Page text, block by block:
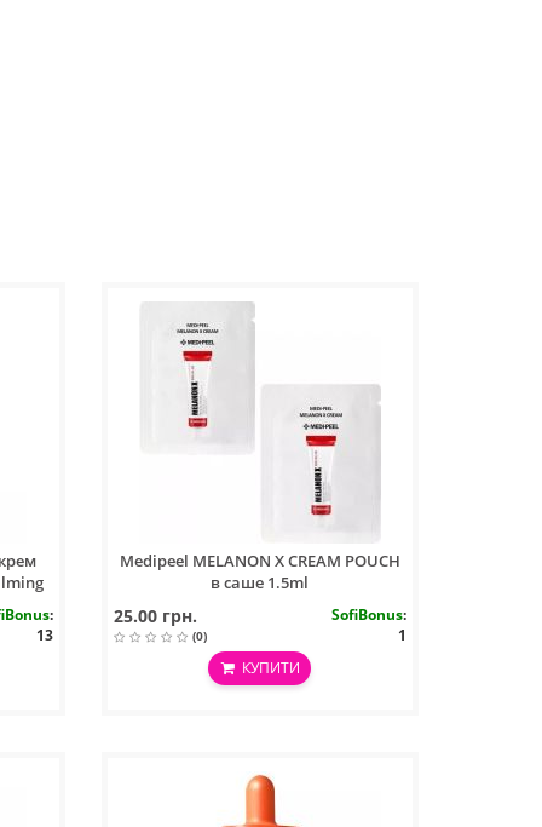
:
13
Medipeel MELANON X CREAM POUCH
в саше 1.5ml
25.00 грн.
(0)
SofiBonus:
1
КУПИТИ